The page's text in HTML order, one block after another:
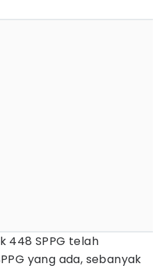
448 SPPG telah
yang ada, sebanyak